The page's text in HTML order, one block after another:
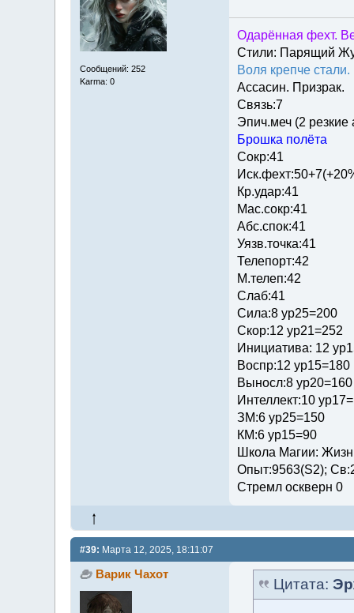
Сообщений: 252
Karma: 0
Одарённая фехт.
Стили: Парящий
Воля крепче
Ассасин. Призрак.
Связь:7
Эпич.меч (2 резкие
Брошка полёта
Сокр:41
Кр.удар:41
Мас.сокр:41
Абс.спок:41
Уязв.точка:41
Телепорт:42
М.телеп:42
Слаб:41
Сила:8 ур25=200
Скор:12 ур21=252
Инициатива: 12
Воспр:12 ур15=180
Выносл:8 ур20=160
Интеллект:10
ЗМ:6 ур25=150
КМ:6 ур15=90
Школа Магии:
Опыт:9563(S2);
Стремл оскверн 0
#39: Марта 12, 2025, 18:11:07
Варик Чахот
Цитата: